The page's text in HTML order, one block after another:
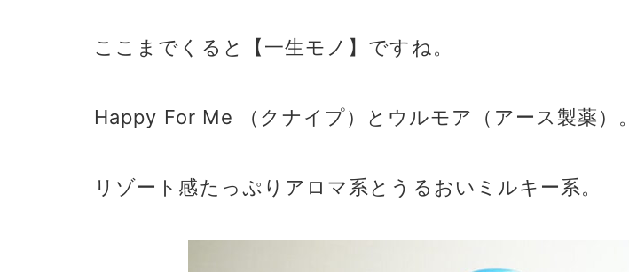
ここまでくると【一生モノ】ですね。
Happy For Me （クナイプ）とウルモア（アース製薬）。
リゾート感たっぷりアロマ系とうるおいミルキー系。